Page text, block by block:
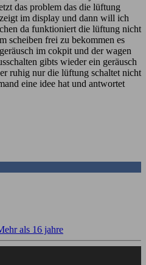
das problem das die lüftung
im display und dann will ich
da funktioniert die lüftung nicht
scheiben frei zu bekommen es
im cokpit und der wagen
gibts wieder ein geräusch
ruhig nur die lüftung schaltet nicht
eine idee hat und antwortet
als 16 jahre